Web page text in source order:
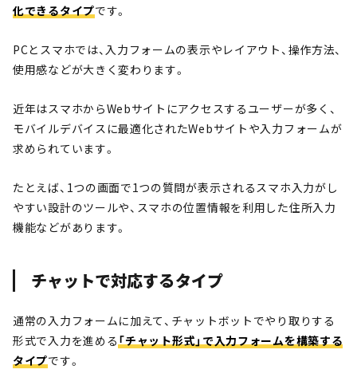
化できるタイプです。
PCとスマホでは、入力フォームの表示やレイアウト、操作方法、
使用感などが大きく変わります。
近年はスマホからWebサイトにアクセスするユーザーが多く、
モバイルデバイスに最適化されたWebサイトや入力フォームが
求められています。
たとえば、1つの画面で1つの質問が表示されるスマホ入力がし
やすい設計のツールや、スマホの位置情報を利用した住所入力
機能などがあります。
チャットで対応するタイプ
通常の入力フォームに加えて、チャットボットでやり取りする
形式で入力を進める「チャット形式」で入力フォームを構築する
タイプです。